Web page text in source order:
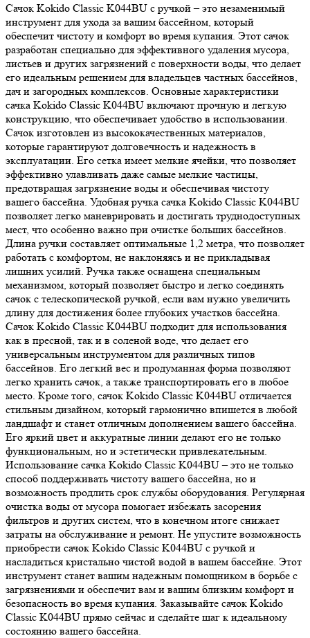
Сачок Kokido Classic K044BU с ручкой – это незаменимый
инструмент для ухода за вашим бассейном, который
обеспечит чистоту и комфорт во время купания. Этот сачок
разработан специально для эффективного удаления мусора,
листьев и других загрязнений с поверхности воды, что делает
его идеальным решением для владельцев частных бассейнов,
дач и загородных комплексов. Основные характеристики
сачка Kokido Classic K044BU включают прочную и легкую
конструкцию, что обеспечивает удобство в использовании.
Сачок изготовлен из высококачественных материалов,
которые гарантируют долговечность и надежность в
эксплуатации. Его сетка имеет мелкие ячейки, что позволяет
эффективно улавливать даже самые мелкие частицы,
предотвращая загрязнение воды и обеспечивая чистоту
вашего бассейна. Удобная ручка сачка Kokido Classic K044BU
позволяет легко маневрировать и достигать труднодоступных
мест, что особенно важно при очистке больших бассейнов.
Длина ручки составляет оптимальные 1,2 метра, что позволяет
работать с комфортом, не наклоняясь и не прикладывая
лишних усилий. Ручка также оснащена специальным
механизмом, который позволяет быстро и легко соединять
сачок с телескопической ручкой, если вам нужно увеличить
длину для достижения более глубоких участков бассейна.
Сачок Kokido Classic K044BU подходит для использования
как в пресной, так и в соленой воде, что делает его
универсальным инструментом для различных типов
бассейнов. Его легкий вес и продуманная форма позволяют
легко хранить сачок, а также транспортировать его в любое
место. Кроме того, сачок Kokido Classic K044BU отличается
стильным дизайном, который гармонично впишется в любой
ландшафт и станет отличным дополнением вашего бассейна.
Его яркий цвет и аккуратные линии делают его не только
функциональным, но и эстетически привлекательным.
Использование сачка Kokido Classic K044BU – это не только
способ поддерживать чистоту вашего бассейна, но и
возможность продлить срок службы оборудования. Регулярная
очистка воды от мусора помогает избежать засорения
фильтров и других систем, что в конечном итоге снижает
затраты на обслуживание и ремонт. Не упустите возможность
приобрести сачок Kokido Classic K044BU с ручкой и
насладиться кристально чистой водой в вашем бассейне. Этот
инструмент станет вашим надежным помощником в борьбе с
загрязнениями и обеспечит вам и вашим близким комфорт и
безопасность во время купания. Заказывайте сачок Kokido
Classic K044BU прямо сейчас и сделайте шаг к идеальному
состоянию вашего бассейна.